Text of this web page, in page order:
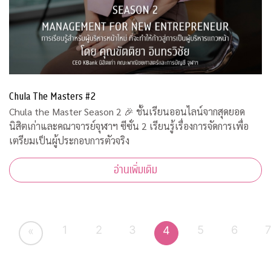
Chula The Masters #2
Chula the Master Season 2 🎉 ชั้นเรียนออนไลน์จากสุดยอด
นิสิตเก่าและคณาจารย์จุฬาฯ ซีซั่น 2 เรียนรู้เรื่องการจัดการเพื่อ
เตรียมเป็นผู้ประกอบการตัวจริง
อ่านเพิ่มเติม
« 1 2 3 4 5 6 7